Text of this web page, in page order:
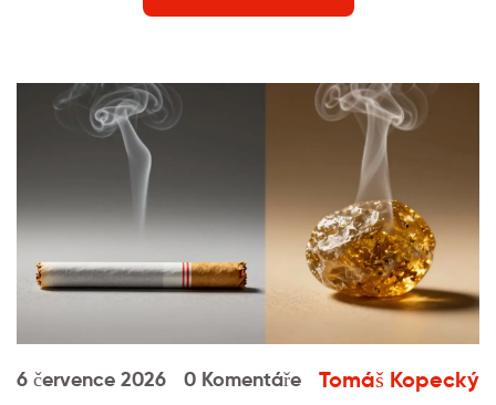
6 července 2026 0 Komentáře Tomáš Kopecký